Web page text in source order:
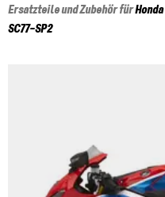
Ersatzteile und Zubehör fürHonda
SC77-SP2